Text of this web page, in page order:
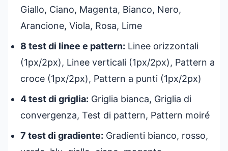
Giallo, Ciano, Magenta, Bianco, Nero,
Arancione, Viola, Rosa, Lime
8 test di linee e pattern: Linee orizzontali
(1px/2px), Linee verticali (1px/2px), Pattern a
croce (1px/2px), Pattern a punti (1px/2px)
4 test di griglia: Griglia bianca, Griglia di
convergenza, Test di pattern, Pattern moiré
7 test di gradiente: Gradienti bianco, rosso,